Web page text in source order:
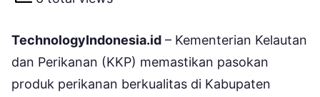
TechnologyIndonesia.id – Kementerian Kelautan
dan Perikanan (KKP) memastikan pasokan
produk perikanan berkualitas di Kabupaten